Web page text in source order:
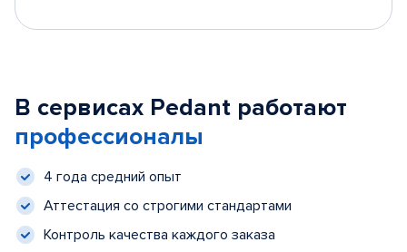
В сервисах Pedant работают
профессионалы
4 года средний опыт
Аттестация со строгими стандартами
Контроль качества каждого заказа